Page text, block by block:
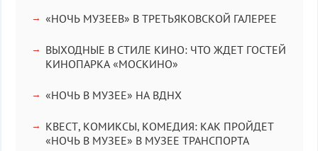
«НОЧЬ МУЗЕЕВ» В ТРЕТЬЯКОВСКОЙ ГАЛЕРЕЕ
ВЫХОДНЫЕ В СТИЛЕ КИНО: ЧТО ЖДЕТ ГОСТЕЙ
КИНОПАРКА «МОСКИНО»
«НОЧЬ В МУЗЕЕ» НА ВДНХ
КВЕСТ, КОМИКСЫ, КОМЕДИЯ: КАК ПРОЙДЕТ
«НОЧЬ В МУЗЕЕ» В МУЗЕЕ ТРАНСПОРТА